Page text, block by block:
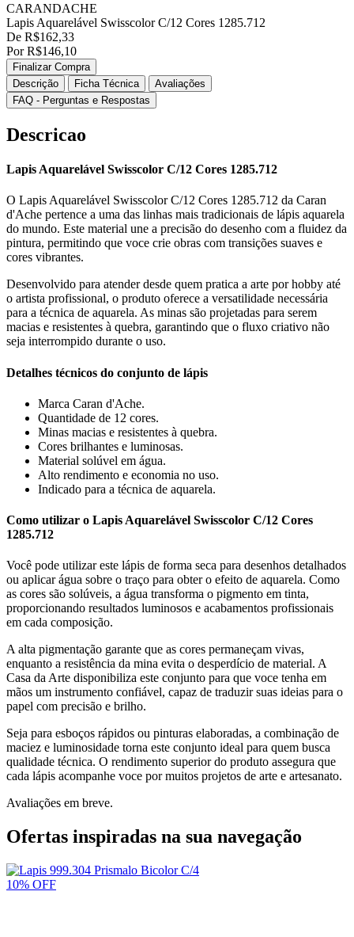
CARANDACHE
Lapis Aquarelável Swisscolor C/12 Cores 1285.712
De R$162,33
Por R$146,10
Finalizar Compra
Descrição
Ficha Técnica
Avaliações
FAQ - Perguntas e Respostas
Descricao
Lapis Aquarelável Swisscolor C/12 Cores 1285.712
O Lapis Aquarelável Swisscolor C/12 Cores 1285.712 da Caran
d'Ache pertence a uma das linhas mais tradicionais de lápis aquarela
do mundo. Este material une a precisão do desenho com a fluidez da
pintura, permitindo que voce crie obras com transições suaves e
cores vibrantes.
Desenvolvido para atender desde quem pratica a arte por hobby até
o artista profissional, o produto oferece a versatilidade necessária
para a técnica de aquarela. As minas são projetadas para serem
macias e resistentes à quebra, garantindo que o fluxo criativo não
seja interrompido durante o uso.
Detalhes técnicos do conjunto de lápis
Marca Caran d'Ache.
Quantidade de 12 cores.
Minas macias e resistentes à quebra.
Cores brilhantes e luminosas.
Material solúvel em água.
Alto rendimento e economia no uso.
Indicado para a técnica de aquarela.
Como utilizar o Lapis Aquarelável Swisscolor C/12 Cores
1285.712
Você pode utilizar este lápis de forma seca para desenhos detalhados
ou aplicar água sobre o traço para obter o efeito de aquarela. Como
as cores são solúveis, a água transforma o pigmento em tinta,
proporcionando resultados luminosos e acabamentos profissionais
em cada composição.
A alta pigmentação garante que as cores permaneçam vivas,
enquanto a resistência da mina evita o desperdício de material. A
Casa da Arte disponibiliza este conjunto para que voce tenha em
mãos um instrumento confiável, capaz de traduzir suas ideias para o
papel com precisão e brilho.
Seja para esboços rápidos ou pinturas elaboradas, a combinação de
maciez e luminosidade torna este conjunto ideal para quem busca
qualidade técnica. O rendimento superior do produto assegura que
cada lápis acompanhe voce por muitos projetos de arte e artesanato.
Avaliações em breve.
Ofertas inspiradas na sua navegação
10% OFF